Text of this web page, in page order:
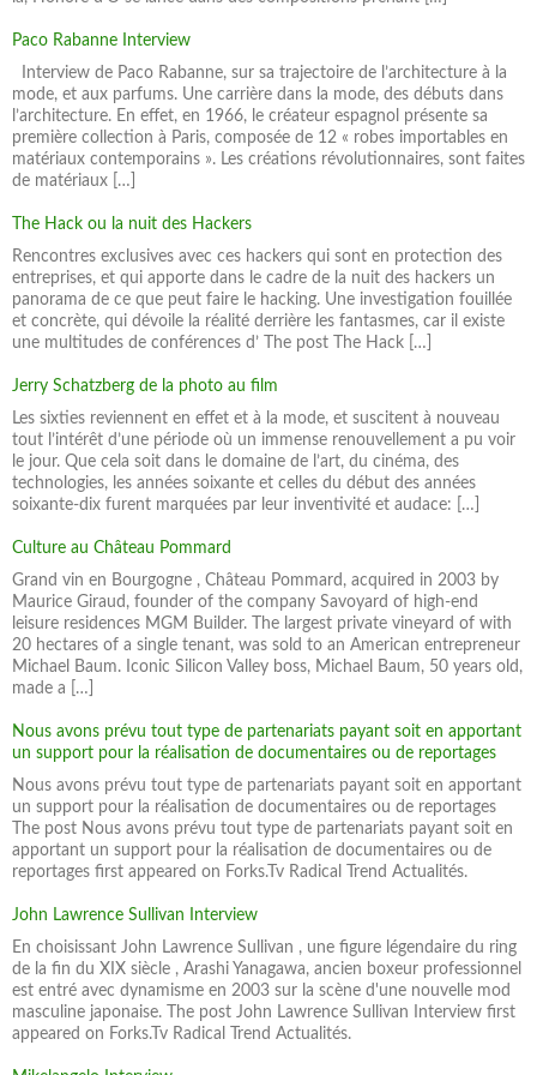
Paco Rabanne Interview
Interview de Paco Rabanne, sur sa trajectoire de l’architecture à la
mode, et aux parfums. Une carrière dans la mode, des débuts dans
l’architecture. En effet, en 1966, le créateur espagnol présente sa
première collection à Paris, composée de 12 « robes importables en
matériaux contemporains ». Les créations révolutionnaires, sont faites
de matériaux […]
The Hack ou la nuit des Hackers
Rencontres exclusives avec ces hackers qui sont en protection des
entreprises, et qui apporte dans le cadre de la nuit des hackers un
panorama de ce que peut faire le hacking. Une investigation fouillée
et concrète, qui dévoile la réalité derrière les fantasmes, car il existe
une multitudes de conférences d’ The post The Hack […]
Jerry Schatzberg de la photo au film
Les sixties reviennent en effet et à la mode, et suscitent à nouveau
tout l’intérêt d’une période où un immense renouvellement a pu voir
le jour. Que cela soit dans le domaine de l’art, du cinéma, des
technologies, les années soixante et celles du début des années
soixante-dix furent marquées par leur inventivité et audace: […]
Culture au Château Pommard
Grand vin en Bourgogne , Château Pommard, acquired in 2003 by
Maurice Giraud, founder of the company Savoyard of high-end
leisure residences MGM Builder. The largest private vineyard of with
20 hectares of a single tenant, was sold to an American entrepreneur
Michael Baum. Iconic Silicon Valley boss, Michael Baum, 50 years old,
made a […]
Nous avons prévu tout type de partenariats payant soit en apportant
un support pour la réalisation de documentaires ou de reportages
Nous avons prévu tout type de partenariats payant soit en apportant
un support pour la réalisation de documentaires ou de reportages
The post Nous avons prévu tout type de partenariats payant soit en
apportant un support pour la réalisation de documentaires ou de
reportages first appeared on Forks.Tv Radical Trend Actualités.
John Lawrence Sullivan Interview
En choisissant John Lawrence Sullivan , une figure légendaire du ring
de la fin du XIX siècle , Arashi Yanagawa, ancien boxeur professionnel
est entré avec dynamisme en 2003 sur la scène d'une nouvelle mod
masculine japonaise. The post John Lawrence Sullivan Interview first
appeared on Forks.Tv Radical Trend Actualités.